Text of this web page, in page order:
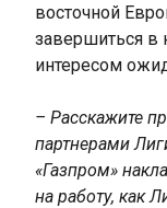
восточной
завершиться
интересом
– Расскажите
партнерами
«Газпром»
на работу, как